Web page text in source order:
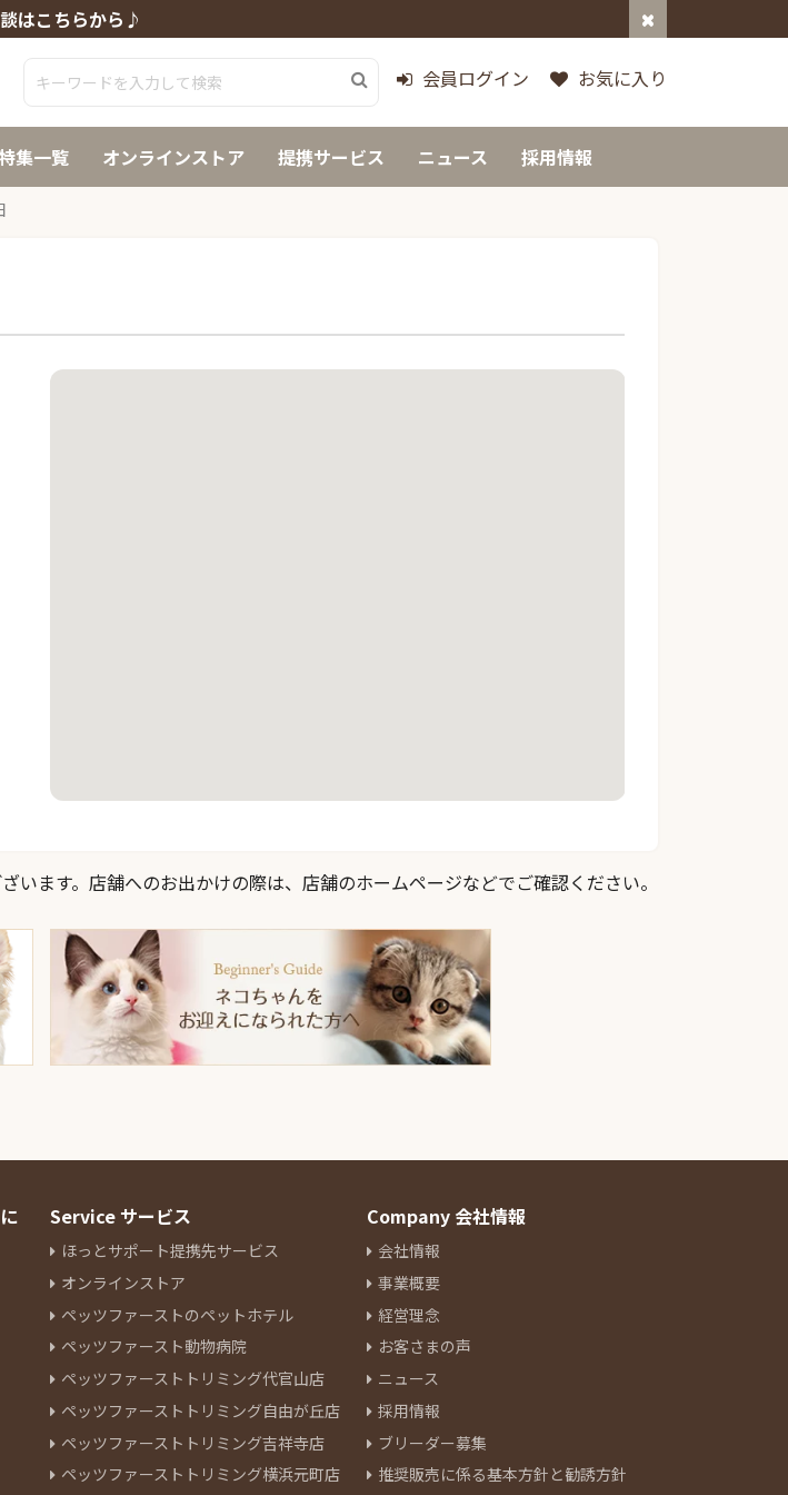
はこちらから♪
会員ログイン お気に入り
集一覧 オンラインストア 提携サービス ニュース 採用情報
ます。店舗へのお出かけの際は、店舗のホームページなどでご確認ください。
Service サービス
ほっとサポート提携先サービス
オンラインストア
ペッツファーストのペットホテル
ペッツファースト動物病院
ペッツファーストトリミング代官山店
ペッツファーストトリミング自由が丘店
ペッツファーストトリミング吉祥寺店
ペッツファーストトリミング横浜元町店
Company 会社情報
会社情報
事業概要
経営理念
お客さまの声
ニュース
採用情報
ブリーダー募集
推奨販売に係る基本方針と勧誘方針